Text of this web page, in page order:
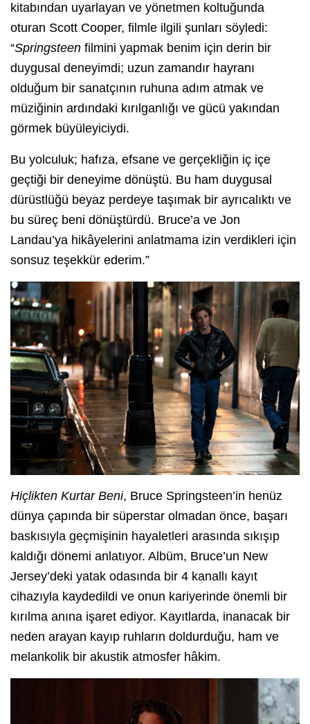
kitabından uyarlayan ve yönetmen koltuğunda
oturan Scott Cooper, filmle ilgili şunları söyledi:
“Springsteen filmini yapmak benim için derin bir
duygusal deneyimdi; uzun zamandır hayranı
olduğum bir sanatçının ruhuna adım atmak ve
müziğinin ardındaki kırılganlığı ve gücü yakından
görmek büyüleyiciydi.
Bu yolculuk; hafıza, efsane ve gerçekliğin iç içe
geçtiği bir deneyime dönüştü. Bu ham duygusal
dürüstlüğü beyaz perdeye taşımak bir ayrıcalıktı ve
bu süreç beni dönüştürdü. Bruce’a ve Jon
Landau’ya hikâyelerini anlatmama izin verdikleri için
sonsuz teşekkür ederim.”
Hiçlikten Kurtar Beni, Bruce Springsteen’in henüz
dünya çapında bir süperstar olmadan önce, başarı
baskısıyla geçmişinin hayaletleri arasında sıkışıp
kaldığı dönemi anlatıyor. Albüm, Bruce’un New
Jersey’deki yatak odasında bir 4 kanallı kayıt
cihazıyla kaydedildi ve onun kariyerinde önemli bir
kırılma anına işaret ediyor. Kayıtlarda, inanacak bir
neden arayan kayıp ruhların doldurduğu, ham ve
melankolik bir akustik atmosfer hâkim.